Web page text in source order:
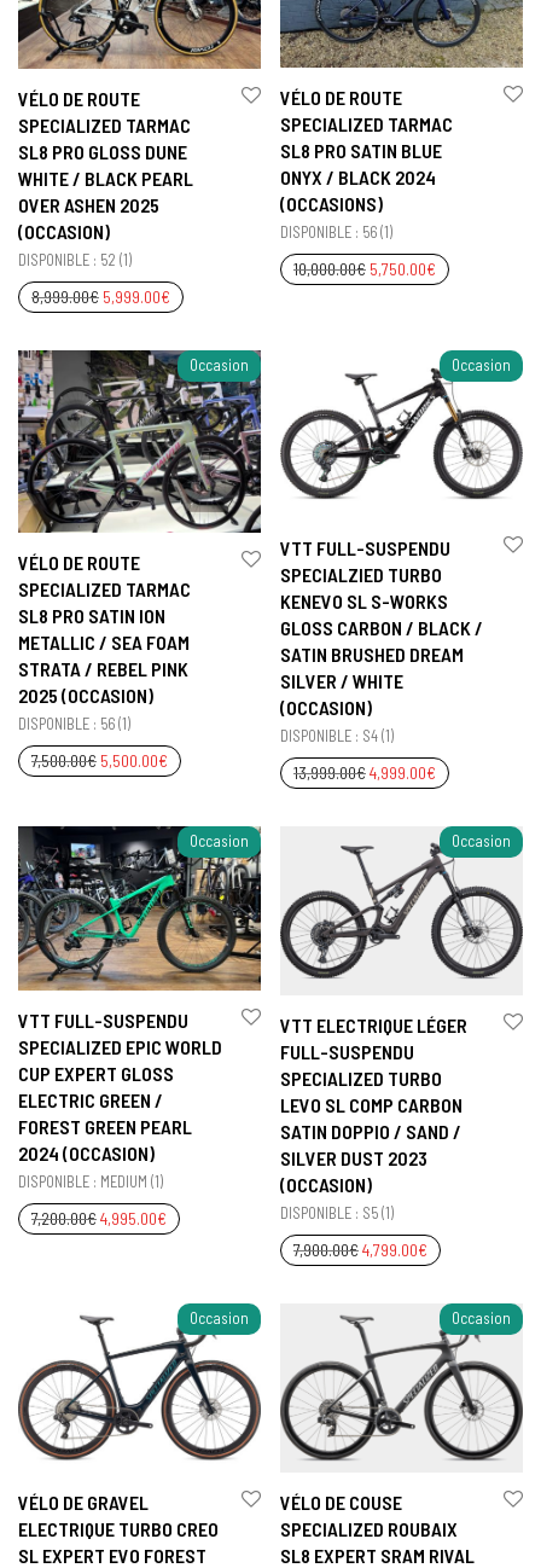
VÉLO DE ROUTE
SPECIALIZED TARMAC
SL8 PRO GLOSS DUNE
WHITE / BLACK PEARL
OVER ASHEN 2025
(OCCASION)
DISPONIBLE : 52 (1)
8,999.00€ 5,999.00€
VÉLO DE ROUTE
SPECIALIZED TARMAC
SL8 PRO SATIN BLUE
ONYX / BLACK 2024
(OCCASIONS)
DISPONIBLE : 56 (1)
10,000.00€ 5,750.00€
Occasion
VÉLO DE ROUTE
SPECIALIZED TARMAC
SL8 PRO SATIN ION
METALLIC / SEA FOAM
STRATA / REBEL PINK
2025 (OCCASION)
DISPONIBLE : 56 (1)
7,500.00€ 5,500.00€
Occasion
VTT FULL-SUSPENDU
SPECIALZIED TURBO
KENEVO SL S-WORKS
GLOSS CARBON / BLACK /
SATIN BRUSHED DREAM
SILVER / WHITE
(OCCASION)
DISPONIBLE : S4 (1)
13,999.00€4,999.00€
Occasion
VTT FULL-SUSPENDU
SPECIALIZED EPIC WORLD
CUP EXPERT GLOSS
ELECTRIC GREEN /
FOREST GREEN PEARL
2024 (OCCASION)
DISPONIBLE : MEDIUM (1)
7,200.00€4,995.00€
Occasion
VTT ELECTRIQUE LÉGER
FULL-SUSPENDU
SPECIALIZED TURBO
LEVO SL COMP CARBON
SATIN DOPPIO / SAND /
SILVER DUST 2023
(OCCASION)
DISPONIBLE : S5 (1)
7,900.00€4,799.00€
Occasion
VÉLO DE GRAVEL
ELECTRIQUE TURBO CREO
SL EXPERT EVO FOREST
Occasion
VÉLO DE COUSE
SPECIALIZED ROUBAIX
SL8 EXPERT SRAM RIVAL